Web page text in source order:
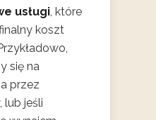
usługi, które
koszt
się na
przez
lub jeśli